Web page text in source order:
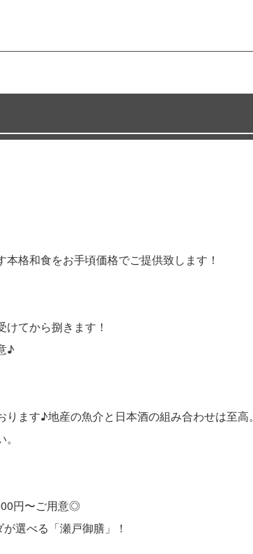
格和食をお手頃価格でご提供致します！
てから捌きます！
♪
ます♪地産の魚介と日本酒の組み合わせは至高。
円〜ご用意◎
選べる「瀬戸御膳」！